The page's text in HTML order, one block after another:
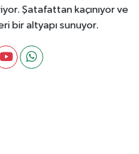
Şatafattan kaçınıyor ve
bir altyapı sunuyor.